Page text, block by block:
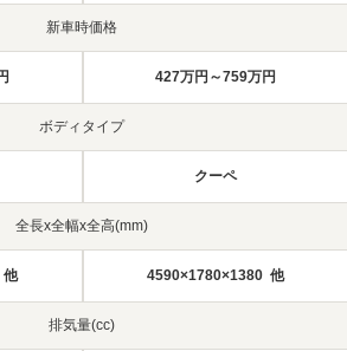
新車時価格
427万円～759万円
ボディタイプ
クーペ
全長x全幅x全高(mm)
他 4590×1780×1380 他
排気量(cc)